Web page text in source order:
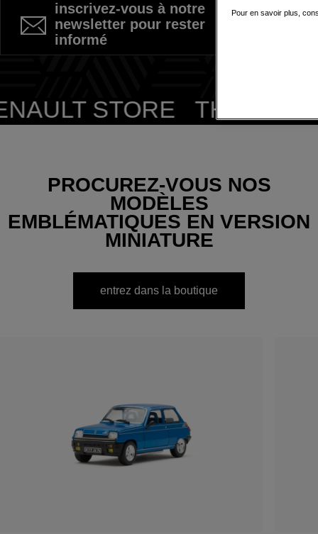
inscrivez-vous à notre
newsletter pour rester
informé
STORE THE
PROCUREZ-VOUS NOS
MODÈLES
EMBLÉMATIQUES EN VERSION
MINIATURE
entrez dans la boutique
Pour en savoir plus,